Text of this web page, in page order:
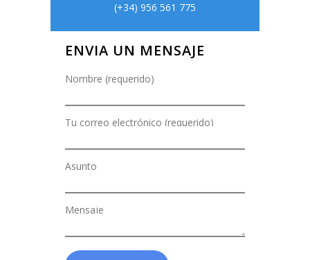
(+34) 956 561 775
ENVIA UN MENSAJE
Nombre (requerido)
Tu correo electrónico (requerido)
Asunto
Mensaje